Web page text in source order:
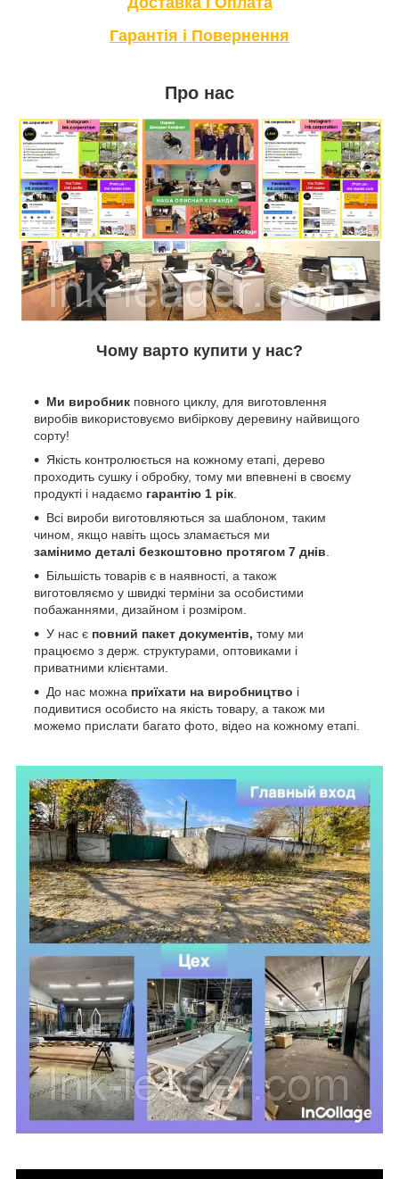
Гарантія і Повернення
Про нас
Чому варто купити у нас?
Ми виробник повного циклу, для виготовлення
виробів використовуємо вибіркову деревину найвищого
сорту!
Якість контролюється на кожному етапі, дерево
проходить сушку і обробку, тому ми впевнені в своєму
продукті і надаємо гарантію 1 рік
Всі вироби виготовляються за шаблоном, таким
чином, якщо навіть щось зламається ми
замінимо деталі безкоштовно протягом 7 днів
Більшість товарів є в наявності, а також
виготовляємо у швидкі терміни за особистими
побажаннями, дизайном і розміром.
У нас є повний пакет документів, тому ми
працюємо з держ. структурами, оптовиками і
приватними клієнтами.
До нас можна приїхати на виробництво і
подивитися особисто на якість товару, а також ми
можемо прислати багато фото, відео на кожному етапі.